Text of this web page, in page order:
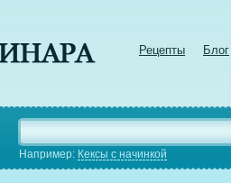
Рецепты Блог
Например: Кексы с начинкой